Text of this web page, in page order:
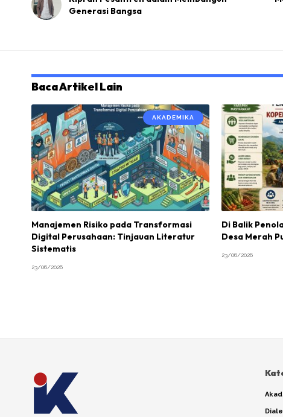
Generasi Bangsa
Baca Artikel Lain
AKADEMIKA
Manajemen Risiko pada Transformasi
Digital Perusahaan: Tinjauan Literatur
Sistematis
23/06/2026
Di Balik
Desa Merah
23/06/2026